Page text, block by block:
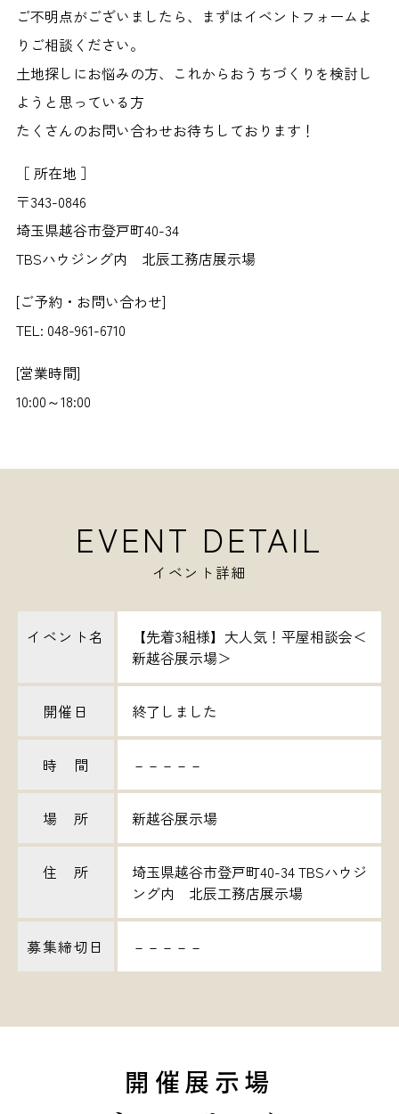
ご不明点がございましたら、まずはイベントフォームよ
りご相談ください。
土地探しにお悩みの方、これからおうちづくりを検討し
ようと思っている方
たくさんのお問い合わせお待ちしております！
［ 所在地 ］
〒343-0846
埼玉県越谷市登戸町40-34
TBSハウジング内 北辰工務店展示場
[ご予約・お問い合わせ]
TEL: 048-961-6710
[営業時間]
10:00～18:00
EVENT DETAIL
イベント詳細
イベント名
【先着3組様】大人気！平屋相談会＜
新越谷展示場＞
開催日 終了しました
時 間 －－－－－
場 所 新越谷展示場
住 所
埼玉県越谷市登戸町40-34 TBSハウジ
ング内 北辰工務店展示場
募集締切日 －－－－－
開催展示場